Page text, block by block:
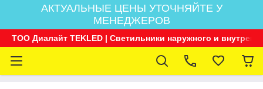
АКТУАЛЬНЫЕ ЦЕНЫ УТОЧНЯЙТЕ У
МЕНЕДЖЕРОВ
ТОО Диалайт TEKLED | Светильники наружного и